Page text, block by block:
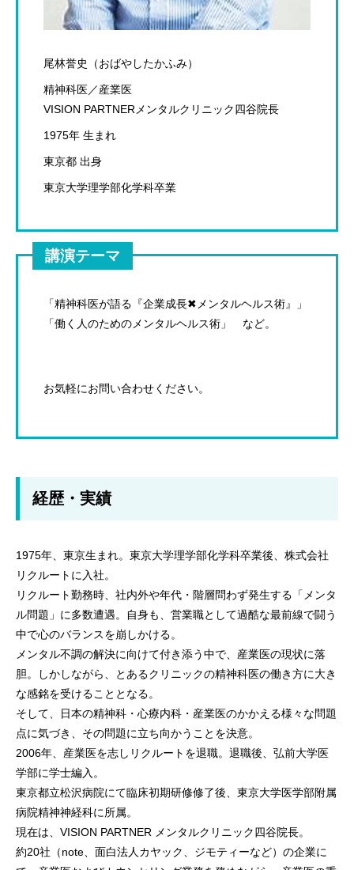
尾林誉史（おばやしたかふみ）
精神科医／産業医
VISION PARTNERメンタルクリニック四谷院長
1975年 生まれ
東京都 出身
東京大学理学部化学科卒業
講演テーマ
「精神科医が語る『企業成長✖メンタルヘルス術』」
「働く人のためのメンタルヘルス術」 など。
お気軽にお問い合わせください。
経歴・実績
1975年、東京生まれ。東京大学理学部化学科卒業後、株式会社
リクルートに入社。
リクルート勤務時、社内外や年代・階層問わず発生する「メンタ
ル問題」に多数遭遇。自身も、営業職として過酷な最前線で闘う
中で心のバランスを崩しかける。
メンタル不調の解決に向けて付き添う中で、産業医の現状に落
胆。しかしながら、とあるクリニックの精神科医の働き方に大き
な感銘を受けることとなる。
そして、日本の精神科・心療内科・産業医のかかえる様々な問題
点に気づき、その問題に立ち向かうことを決意。
2006年、産業医を志しリクルートを退職。退職後、弘前大学医
学部に学士編入。
東京都立松沢病院にて臨床初期研修修了後、東京大学医学部附属
病院精神神経科に所属。
現在は、VISION PARTNER メンタルクリニック四谷院長。
約20社（note、面白法人カヤック、ジモティーなど）の企業に